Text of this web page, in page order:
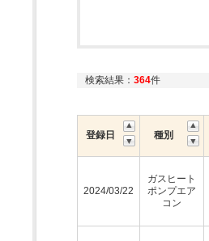
検索結果： 364件
登録日 種別
2024/03/22
ガスヒート
ポンプエア
コン